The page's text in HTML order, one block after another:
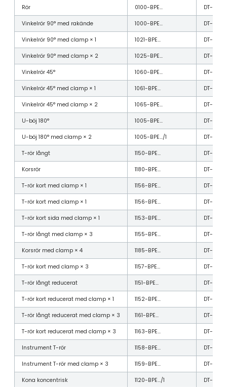
Rör 0100-BPE…
DT-4-1
Vinkelrör 90° med rakände
1000-BPE…
DT-4.1.1-1
Vinkelrör 90° med clamp × 1
1021-BPE…
DT-4.1.1-2
Vinkelrör 90° med clamp × 2
1025-BPE…
DT-4.1.1-3
Vinkelrör 45°
1060-BPE…
DT-4.1.1-4
Vinkelrör 45° med clamp × 1
1061-BPE…
DT-4.1.1-5
Vinkelrör 45° med clamp × 2
1065-BPE…
DT-4.1.1-6
U-böj 180°
1005-BPE…
DT-4.1.1-7
U-böj 180° med clamp × 2
1005-BPE…/1
DT-4.1.1-8
T-rör långt
1150-BPE…
DT-4.1.2-1
Korsrör
1180-BPE…
DT-4.1.2-1
T-rör kort med clamp × 1
1156-BPE…
DT-
T-rör kort med clamp × 1
1156-BPE…
DT-
T-rör kort sida med clamp × 1
1153-BPE…
DT-
T-rör långt med clamp × 3
1155-BPE…
DT-
Korsrör med clamp × 4
1185-BPE…
DT-
T-rör kort med clamp × 3
1157-BPE…
DT-
T-rör långt reducerat
1151-BPE…
DT-
T-rör kort reducerat med clamp × 1
1152-BPE…
DT-
T-rör långt reducerat med clamp × 3
1161-BPE…
DT-
T-rör kort reducerat med clamp × 3
1163-BPE…
DT-
Instrument T-rör
1158-BPE…
DT-4.1.2-
Instrument T-rör med clamp × 3
1159-BPE…
DT-4.1.2-
Kona koncentrisk
1120-BPE…/1
DT-4.1.3-1